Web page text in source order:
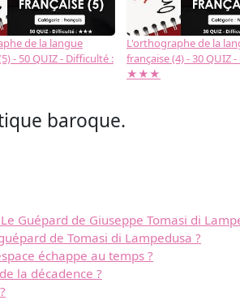
de la langue
- 50 QUIZ - Difficulté :
L'orthographe de la
française (4) - 30 QUIZ
★★★
baroque.
Guépard de Giuseppe Tomasi di
de Tomasi di Lampedusa ?
échappe au temps ?
la décadence ?